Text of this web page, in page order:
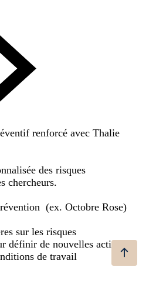
renforcé avec Thalie
des risques
chercheurs.
(ex. Octobre Rose)
sur les risques
définir de nouvelles actions
de travail